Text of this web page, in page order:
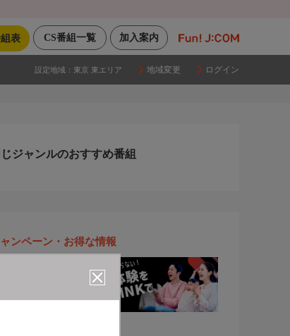
加入案内
CS番組一覧
表
設定地域： 東京 東エリア 地域変更 ログイン
じジャンルのおすすめ番組
ンペーン・お得な情報